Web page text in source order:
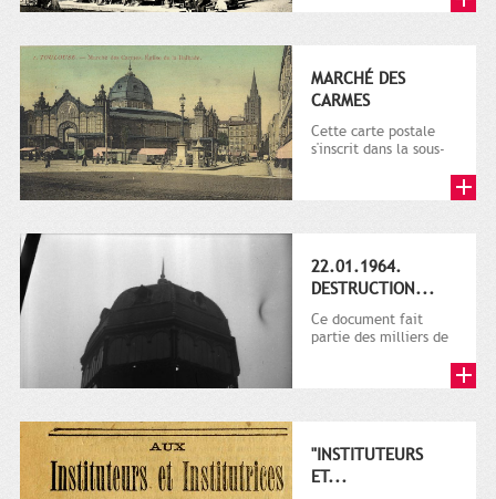
MARCHÉ DES
CARMES
Cette carte postale
s'inscrit dans la sous-
plusieurs milliers de...
22.01.1964.
DESTRUCTION...
Ce document fait
partie des milliers de
ville...
"INSTITUTEURS
ET...